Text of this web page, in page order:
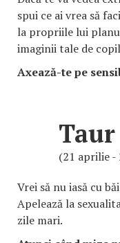
spui ce ai vrea să
la propriile lui
imaginii tale de
Axează-te pe
Taur
(21 aprilie -
Vrei să nu iasă cu
Apelează la
zile mari.